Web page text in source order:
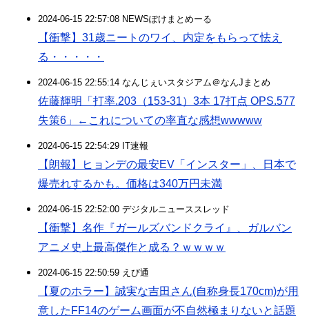
2024-06-15 22:57:08 NEWSぽけまとめーる
【衝撃】31歳ニートのワイ、内定をもらって怯え
る・・・・・
2024-06-15 22:55:14 なんじぇいスタジアム＠なんJまとめ
佐藤輝明「打率.203（153-31）3本 17打点 OPS.577
失策6」←これについての率直な感想wwwww
2024-06-15 22:54:29 IT速報
【朗報】ヒョンデの最安EV「インスター」、日本で
爆売れするかも。価格は340万円未満
2024-06-15 22:52:00 デジタルニューススレッド
【衝撃】名作『ガールズバンドクライ』、ガルバン
アニメ史上最高傑作と成る？ｗｗｗｗ
2024-06-15 22:50:59 えび通
【夏のホラー】誠実な吉田さん(自称身長170cm)が用
意したFF14のゲーム画面が不自然極まりないと話題